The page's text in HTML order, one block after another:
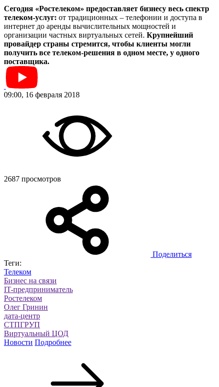
Сегодня «Ростелеком» предоставляет бизнесу весь спектр
телеком-услуг: от традиционных – телефонии и доступа в
интернет до аренды вычислительных мощностей и
организации частных виртуальных сетей. Крупнейший
провайдер страны стремится, чтобы клиенты могли
получить все телеком-решения в одном месте, у одного
поставщика.
09:00, 16 февраля 2018
2687 просмотров
Поделиться
Теги:
Телеком
Бизнес на связи
IT-предприниматель
Ростелеком
Олег Гринин
дата-центр
СТПГРУП
Виртуальный ЦОД
Новости Подробнее